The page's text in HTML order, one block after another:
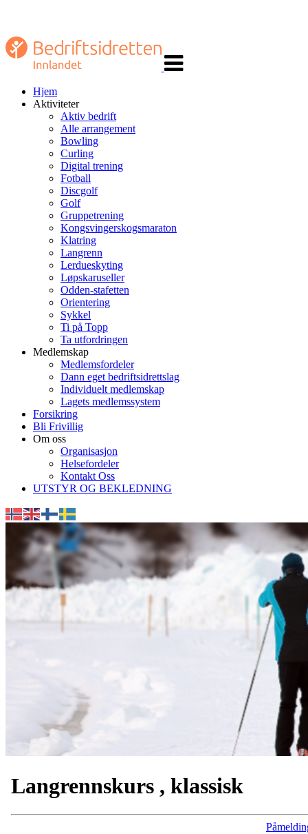
navigasjon
Hjem
Aktiviteter
Aktiv bedrift
Alle arrangement
Bowling
Curling
Digital trening
Fotball
Discgolf
Golf
Gruppetrening
Kongsvingerskogsmaraton
Klatring
Langrenn
Lerdueskyting
Løpskaruseller
Odden-stafetten
Orientering
Sykkel
Ti på Topp
Ta utfordringen
Medlemskap
Medlemsfordeler
Dann eget bedriftsidrettslag
Individuelt medlemskap
Lagets medlemssystem
Forsikring
Bli Frivillig
Om oss
Organisasjon
Helsefordeler
Kontakt Oss
UTSTYR OG BEKLEDNING
Langrennskurs , klassisk